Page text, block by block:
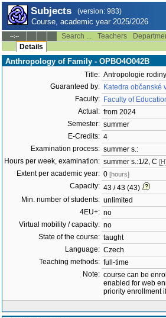
Subjects (version: 983)
Course, academic year 2025/2026
--:-- Search ... Teachers
Details
Anthropology of Family - OPBO4O042B
Title: Antropologie rodiny
Guaranteed by: Katedra občanské
Faculty: Faculty of
Actual: from 2024
Semester: summer
E-Credits: 4
Examination process: summer s.:
Hours per week, examination: summer s.:1/2, C
Extent per academic year: 0 [hours]
Capacity: 43 / 43 (43)
Min. number of students: unlimited
4EU+: no
Virtual mobility / capacity: no
State of the course: taught
Language: Czech
Teaching methods: full-time
Note: course can be
enabled for web
priority enrollment